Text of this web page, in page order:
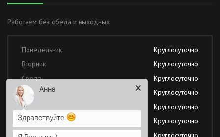
Работаем без обеда и выходных
Понедельник
Круглосуточно
Вторник
Круглосуточно
Среда
Круглосуточно
Четверг
Круглосуточно
Пятница
Круглосуточно
Суббота
Круглосуточно
Воскресение
Круглосуточно
Анна
Здравствуйте